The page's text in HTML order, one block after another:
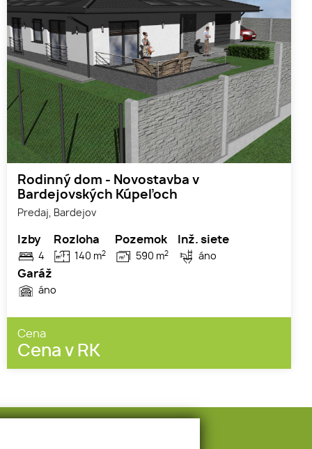
Rodinný dom - Novostavba v
Bardejovských Kúpeľoch
Predaj, Bardejov
Izby
4
Rozloha
140 m2
Pozemok
590 m2
Inž. siete
áno
Garáž
áno
Cena
Cena v RK